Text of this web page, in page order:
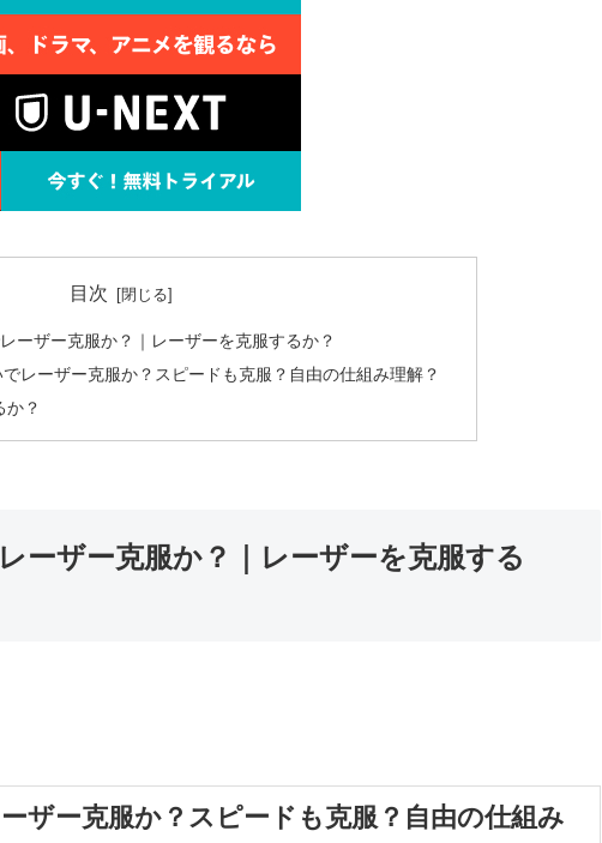
目次
ーザー克服か？｜レーザーを克服するか？
レーザー克服か？スピードも克服？自由の仕組み理解？
か？
ーザー克服か？｜レーザーを克服する
ザー克服か？スピードも克服？自由の仕組み